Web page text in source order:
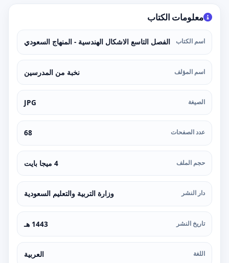
معلومات الكتاب
اسم الكتاب الفصل التاسع الاشكال الهندسية - المنهاج السعودي
اسم المؤلف نخبة من المدرسين
الصيغة JPG
عدد الصفحات 68
حجم الملف 4 ميجا بايت
دار النشر وزارة التربية والتعليم السعودية
تاريخ النشر 1443 هـ
اللغة العربية